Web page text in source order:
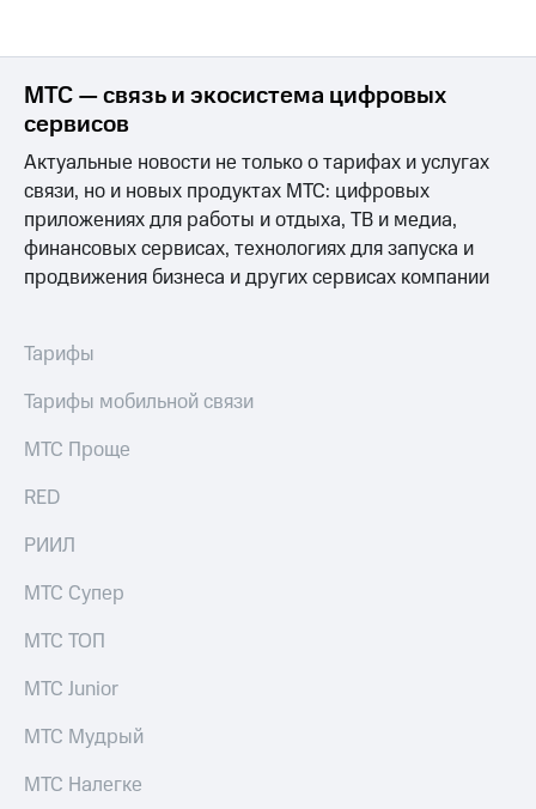
Корпоративное
Корпоративный
секретарь
Раскрытие
информации
Информация
акционерам
Личный
акционера
Рынок
акций
Программа
приобретения
Порядок
выкупа
Дивиденды
МТС — связь и экосистема цифровых
сервисов
Актуальные новости не только о тарифах и услугах
связи, но и новых продуктах МТС: цифровых
приложениях для работы и отдыха, ТВ и медиа,
финансовых сервисах, технологиях для запуска и
продвижения бизнеса и других сервисах компании
Тарифы
Тарифы мобильной связи
МТС Проще
RED
РИИЛ
МТС Супер
МТС ТОП
МТС Junior
МТС Мудрый
МТС Налегке